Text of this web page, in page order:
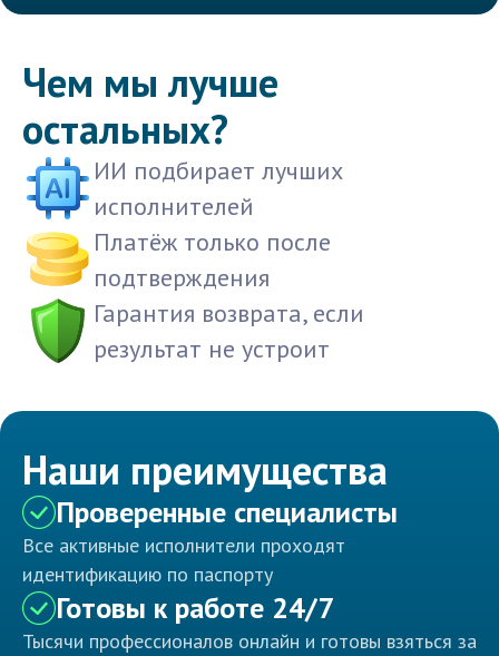
Чем мы лучше
остальных?
ИИ подбирает лучших
исполнителей
Платёж только после
подтверждения
Гарантия возврата, если
результат не устроит
Наши преимущества
Проверенные специалисты
Все активные исполнители проходят
идентификацию по паспорту
Готовы к работе 24/7
Тысячи профессионалов онлайн и готовы взяться за